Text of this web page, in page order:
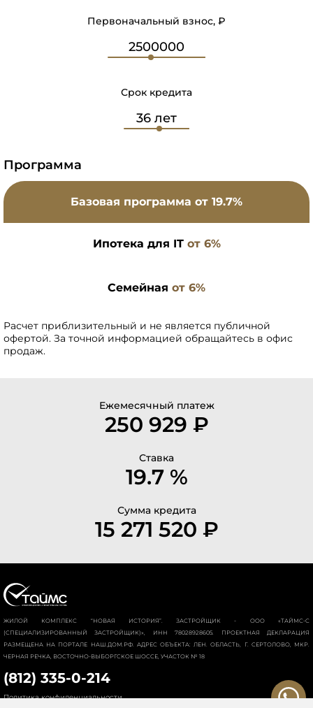
Первоначальный взнос, ₽
Срок кредита
Программа
Базовая программа от 19.7%
Ипотека для IT от 6%
Семейная от 6%
Расчет приблизительный и не является публичной
офертой. За точной информацией обращайтесь в офис
продаж.
Ежемесячный платеж
250 929 ₽
Ставка
19.7 %
Сумма кредита
15 271 520 ₽
ЖИЛОЙ КОМПЛЕКС “НОВАЯ ИСТОРИЯ”. ЗАСТРОЙЩИК - ООО «ТАЙМС-С
(СПЕЦИАЛИЗИРОВАННЫЙ ЗАСТРОЙЩИК)», ИНН 78028928605. ПРОЕКТНАЯ ДЕКЛАРАЦИЯ
РАЗМЕЩЕНА НА ПОРТАЛЕ НАШ.ДОМ.РФ. АДРЕС ОБЪЕКТА: ЛЕН. ОБЛАСТЬ, Г. СЕРТОЛОВО, МКР.
ЧЕРНАЯ РЕЧКА, ВОСТОЧНО-ВЫБОРГСКОЕ ШОССЕ, УЧАСТОК № 18
(812) 335-0-214
Политика конфиденциальности